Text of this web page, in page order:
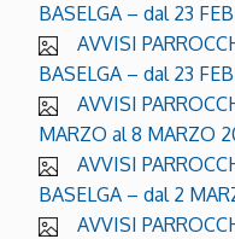
BASELGA – dal 23
AVVISI
BASELGA – dal 23
AVVISI
MARZO al 8 MARZO
AVVISI
BASELGA – dal 2
AVVISI